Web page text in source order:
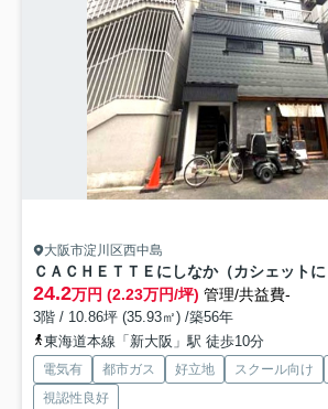
大阪市淀川区西中島
24.2万円 (2.23万円/坪) 管理/共益費-
3階 / 10.86坪 (35.93㎡) /築56年
東海道本線「新大阪」駅 徒歩10分
電気有 都市ガス 好立地 スクール向け
視認性良好